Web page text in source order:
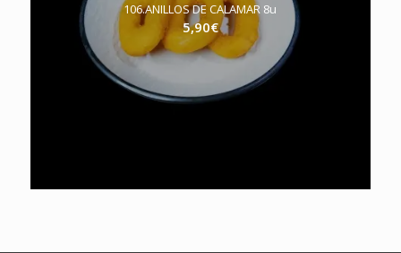
106.ANILLOS DE CALAMAR 8u
5,90€